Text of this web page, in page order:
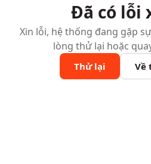
Đã có lỗi
Xin lỗi, hệ thống đang gặp
lòng thử lại hoặc
Thử lại Về